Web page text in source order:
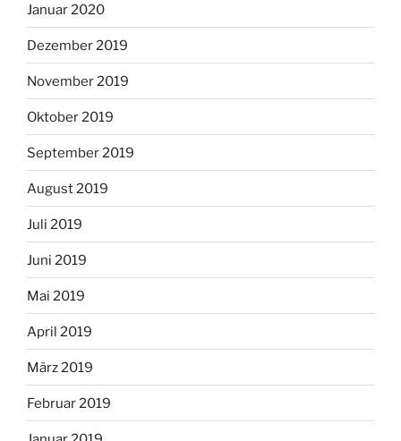
Januar 2020
Dezember 2019
November 2019
Oktober 2019
September 2019
August 2019
Juli 2019
Juni 2019
Mai 2019
April 2019
März 2019
Februar 2019